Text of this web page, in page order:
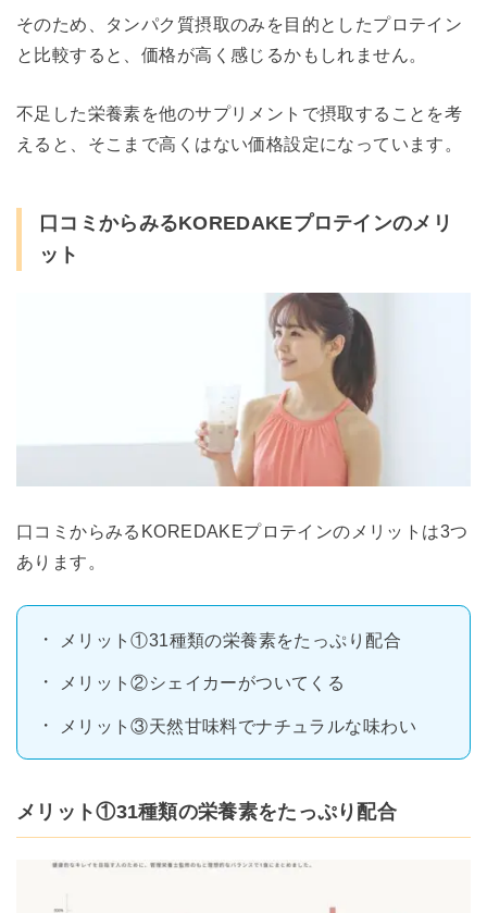
そのため、タンパク質摂取のみを目的としたプロテイン
と比較すると、価格が高く感じるかもしれません。
不足した栄養素を他のサプリメントで摂取することを考
えると、そこまで高くはない価格設定になっています。
口コミからみるKOREDAKEプロテインのメリ
ット
口コミからみるKOREDAKEプロテインのメリットは3つ
あります。
メリット①31種類の栄養素をたっぷり配合
メリット②シェイカーがついてくる
メリット③天然甘味料でナチュラルな味わい
メリット①31種類の栄養素をたっぷり配合